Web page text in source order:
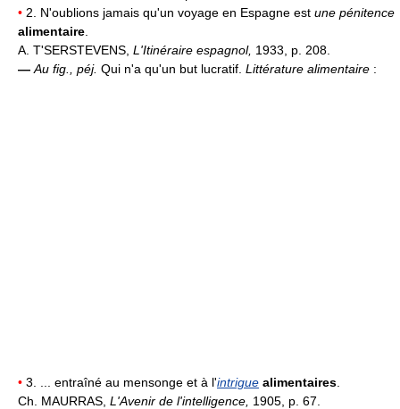
• 2. N'oublions jamais qu'un voyage en Espagne est une pénitence
alimentaire
A. T'SERSTEVENS, L'Itinéraire espagnol, 1933, p. 208.
— Au fig., péj. Qui n'a qu'un but lucratif. Littérature alimentaire :
• 3. ... entraîné au mensonge et à l'intrigue alimentaires
Ch. MAURRAS, L'Avenir de l'intelligence, 1905, p. 67.